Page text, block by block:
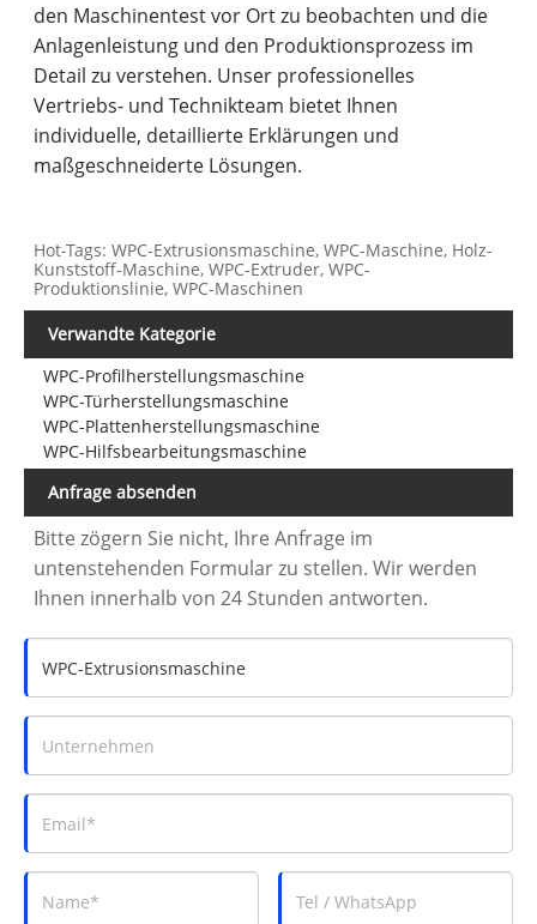
den Maschinentest vor Ort zu beobachten und die
Anlagenleistung und den Produktionsprozess im
Detail zu verstehen. Unser professionelles
Vertriebs- und Technikteam bietet Ihnen
individuelle, detaillierte Erklärungen und
maßgeschneiderte Lösungen.
Hot-Tags: WPC-Extrusionsmaschine, WPC-Maschine, Holz-
Kunststoff-Maschine, WPC-Extruder, WPC-
Produktionslinie, WPC-Maschinen
Verwandte Kategorie
WPC-Profilherstellungsmaschine
WPC-Türherstellungsmaschine
WPC-Plattenherstellungsmaschine
WPC-Hilfsbearbeitungsmaschine
Anfrage absenden
Bitte zögern Sie nicht, Ihre Anfrage im
untenstehenden Formular zu stellen. Wir werden
Ihnen innerhalb von 24 Stunden antworten.